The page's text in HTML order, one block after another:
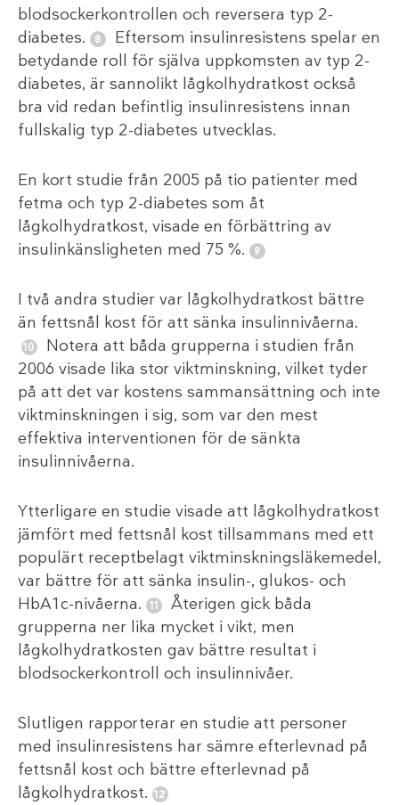
blodsockerkontrollen och reversera typ 2-
diabetes.
Eftersom insulinresistens spelar en
betydande roll för själva uppkomsten av typ 2-
diabetes, är sannolikt lågkolhydratkost också
bra vid redan befintlig insulinresistens innan
fullskalig typ 2-diabetes utvecklas.
En kort studie från 2005 på tio patienter med
fetma och typ 2-diabetes som åt
lågkolhydratkost, visade en förbättring av
insulinkänsligheten med 75 %.
I två andra studier var lågkolhydratkost bättre
än fettsnål kost för att sänka insulinnivåerna.
Notera att båda grupperna i studien från
2006 visade lika stor viktminskning, vilket tyder
på att det var kostens sammansättning och inte
viktminskningen i sig, som var den mest
effektiva interventionen för de sänkta
insulinnivåerna.
Ytterligare en studie visade att lågkolhydratkost
jämfört med fettsnål kost tillsammans med ett
populärt receptbelagt viktminskningsläkemedel,
var bättre för att sänka insulin-, glukos- och
HbA1c-nivåerna.
Återigen gick båda
grupperna ner lika mycket i vikt, men
lågkolhydratkosten gav bättre resultat i
blodsockerkontroll och insulinnivåer.
Slutligen rapporterar en studie att personer
med insulinresistens har sämre efterlevnad på
fettsnål kost och bättre efterlevnad på
lågkolhydratkost.